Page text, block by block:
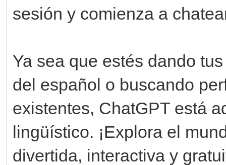
sesión y comienza a
Ya sea que estés dando
del español o buscando
existentes, ChatGPT está
lingüístico. ¡Explora el
divertida, interactiva y